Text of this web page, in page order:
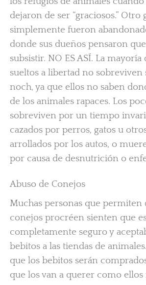
dejaron de ser “graciosos.”
simplemente fueron
donde sus dueños pensaron
subsistir. NO ES ASÍ. La
sueltos a libertad no
noch, ya que ellos no saben
de los animales rapaces. Los
sobreviven por un tiempo
cazados por perros, gatos u
arrollados por los autos, o
por causa de desnutrición o
Abuso de Conejos
Muchas personas que permiten
conejos procréen sienten que
completamente seguro y
bebitos a las tiendas de
que los bebitos serán
que los van a querer como